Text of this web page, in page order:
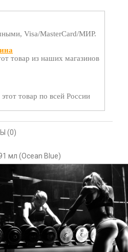
Visa/MasterCard/МИР.
товар из наших магазинов
товар по всей России
(0)
мл (Ocean Blue)